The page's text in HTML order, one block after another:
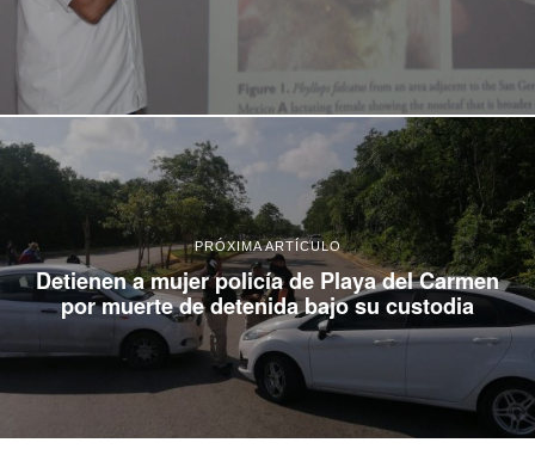
PRÓXIMA ARTÍCULO
Detienen a mujer policía de Playa del Carmen
por muerte de detenida bajo su custodia